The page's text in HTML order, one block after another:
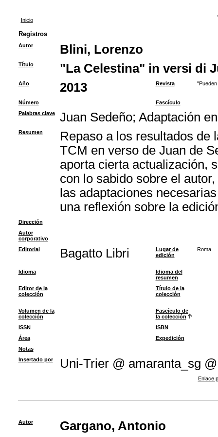
Inicio
Registros
Autor Blini, Lorenzo
Título "La Celestina" in versi di
Año 2013 Revista
Número
Fascículo
Palabras clave
Juan Sedeño; Adaptación
Resumen
Repaso a los resultados de
TCM en verso de Juan de
aporta cierta actualización,
con lo sabido sobre el
las adaptaciones
una reflexión sobre la
Dirección
Autor
corporativo
Editorial
Bagatto Libri
Lugar de
edición
Roma
Idioma
Idioma del
resumen
Editor de la
colección
Título de la
colección
Volumen de la
colección
Fascículo de
la colección
ISSN
ISBN
Área
Expedición
Notas
Insertado por
Uni-Trier @ amaranta_sg @
Enlace
Autor Gargano, Antonio